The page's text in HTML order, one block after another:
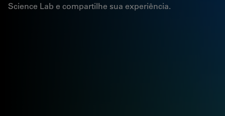
Science Lab e compartilhe sua experiência.